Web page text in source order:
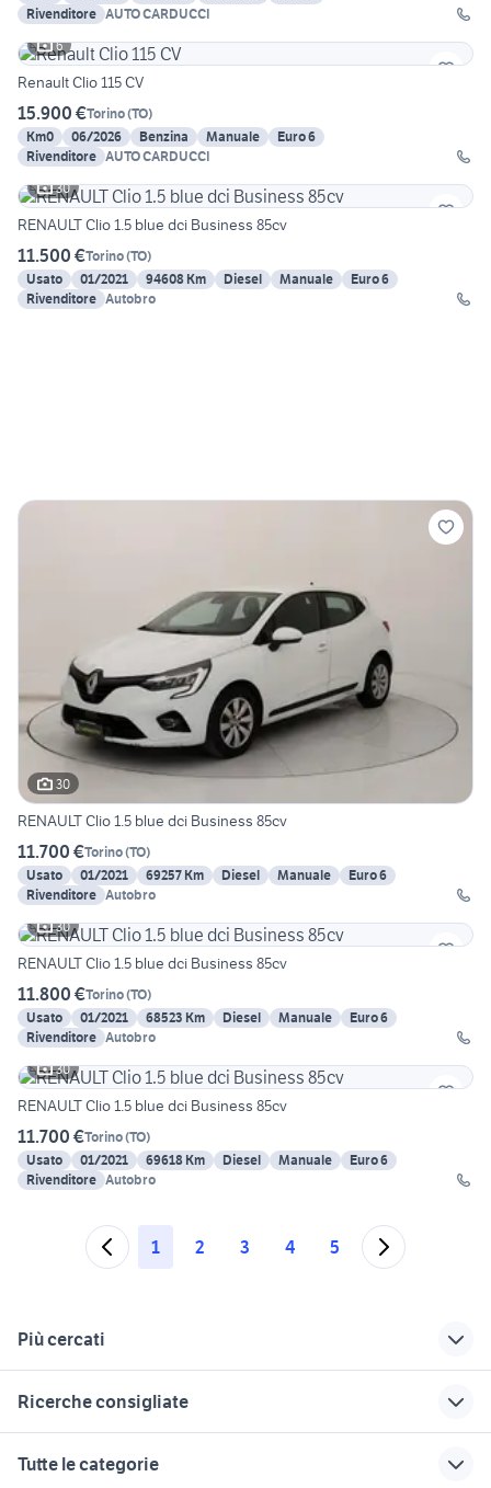
Rivenditore AUTO CARDUCCI
6
Renault Clio 115 CV
15.900 €Torino(TO)
Km0
06/2026 Benzina Manuale
Euro 6
Rivenditore AUTO CARDUCCI
30
RENAULT Clio 1.5 blue dci Business 85cv
11.500 €Torino(TO)
Usato
01/2021 94608 Km Diesel Manuale
Euro 6
Rivenditore Autobro
30
RENAULT Clio 1.5 blue dci Business 85cv
11.700 €Torino(TO)
Usato
01/2021 69257 Km Diesel Manuale
Euro 6
Rivenditore Autobro
30
RENAULT Clio 1.5 blue dci Business 85cv
11.800 €Torino(TO)
Usato
01/2021 68523 Km Diesel Manuale
Euro 6
Rivenditore Autobro
30
RENAULT Clio 1.5 blue dci Business 85cv
11.700 €Torino(TO)
Usato
01/2021 69618 Km Diesel Manuale
Euro 6
Rivenditore Autobro
1 2 3 4 5
Più cercati
Piemonte
Ricerche consigliate
auto grandinate
Tutte le categorie